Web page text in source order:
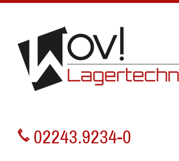
02243.9234-0